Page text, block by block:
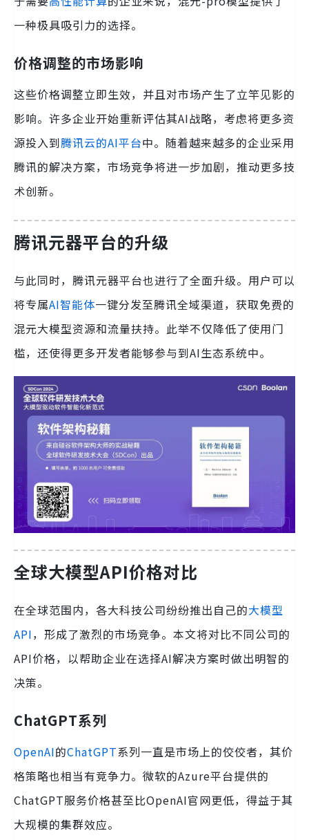
一种极具吸引力的选择。
价格调整的市场影响
这些价格调整立即生效，并且对市场产生了立竿见影的
影响。许多企业开始重新评估其AI战略，考虑将更多资
源投入到腾讯云的AI平台中。随着越来越多的企业采用
腾讯的解决方案，市场竞争将进一步加剧，推动更多技
术创新。
腾讯元器平台的升级
与此同时，腾讯元器平台也进行了全面升级。用户可以
将专属AI智能体一键分发至腾讯全域渠道，获取免费的
混元大模型资源和流量扶持。此举不仅降低了使用门
槛，还使得更多开发者能够参与到AI生态系统中。
全球大模型API价格对比
在全球范围内，各大科技公司纷纷推出自己的大模型
API，形成了激烈的市场竞争。本文将对比不同公司的
API价格，以帮助企业在选择AI解决方案时做出明智的
决策。
ChatGPT系列
OpenAI的ChatGPT系列一直是市场上的佼佼者，其价
格策略也相当有竞争力。微软的Azure平台提供的
ChatGPT服务价格甚至比OpenAI官网更低，得益于其
大规模的集群效应。